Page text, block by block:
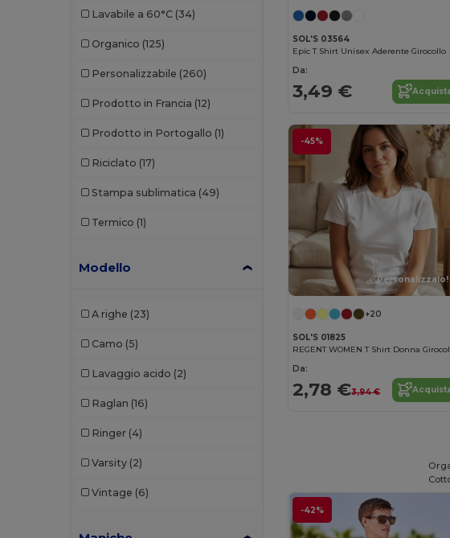
Mumbles
Neoblu (5)
Neutral (18)
Pen Duick
Piccolio (7)
Proact (12)
Produkt JACK & JONES
Promodoro
Radsow by Uneek
Lavabile a 60°C (34)
Organico (125)
Personalizzabile (260)
Prodotto in Francia (12)
Prodotto in Portogallo (1)
Riciclato (17)
Stampa sublimatica (49)
Termico (1)
Modello
A righe (23)
Camo (5)
Lavaggio acido (2)
Raglan (16)
Ringer (4)
Varsity (2)
Vintage (6)
SOL'S 03564
Epic T Shirt Unisex Aderente Girocollo
Da:
3,49 €
-45%
Personalizzalo!
+20
SOL'S 01825
Da:
2,78 €3,94 €
-42%